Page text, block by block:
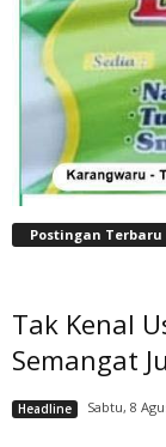
Postingan Terbaru
Tak Kenal
Semangat
Headline Sabtu, 8